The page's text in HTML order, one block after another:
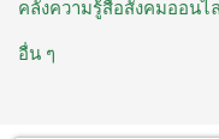
คลังความรู้สื่อสังคมออนไ
อื่น ๆ